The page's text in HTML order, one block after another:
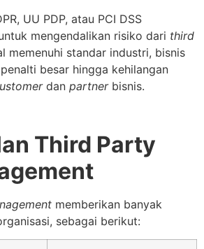
UU PDP, atau PCI DSS
mengendalikan risiko dari third
memenuhi standar industri, bisnis
besar hingga kehilangan
dan partner bisnis.
Third Party
memberikan banyak
sebagai berikut: